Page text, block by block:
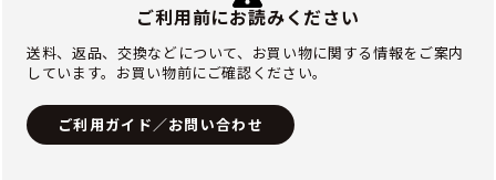
ご利用前にお読みください
送料、返品、交換などについて、お買い物に関する情報をご案内
しています。お買い物前にご確認ください。
ご利用ガイド／お問い合わせ